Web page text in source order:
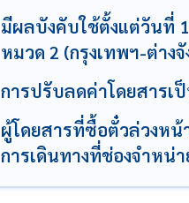
มีผลบังคับใช้ตั้งแต่วันที่
หมวด 2 (กรุงเทพฯ-ต่าง
การปรับลดค่าโดยสารเ
ผู้โดยสารที่ซื้อตั๋วล่วงหน้
การเดินทางที่ช่องจำหน่